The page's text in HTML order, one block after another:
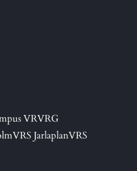
VRVRG
VRS JarlaplanVRS